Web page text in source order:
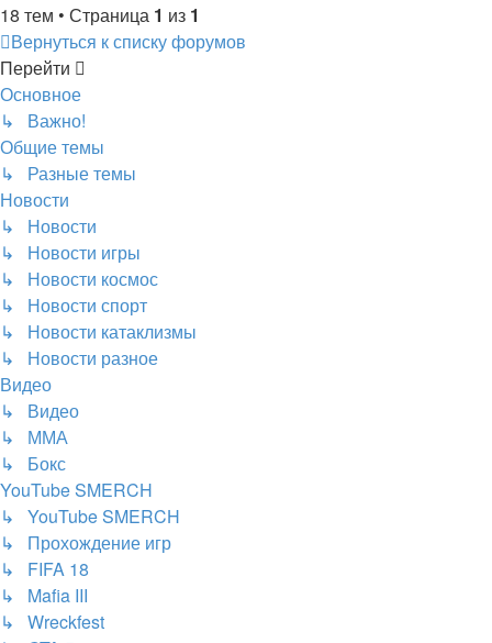
18 тем • Страница 1 из 1
Вернуться к списку форумов
Перейти
Основное
↳ Важно!
Общие темы
↳ Разные темы
Новости
↳ Новости
↳ Новости игры
↳ Новости космос
↳ Новости спорт
↳ Новости катаклизмы
↳ Новости разное
Видео
↳ Видео
↳ ММА
↳ Бокс
YouTube SMERCH
↳ YouTube SMERCH
↳ Прохождение игр
↳ FIFA 18
↳ Mafia III
↳ Wreckfest